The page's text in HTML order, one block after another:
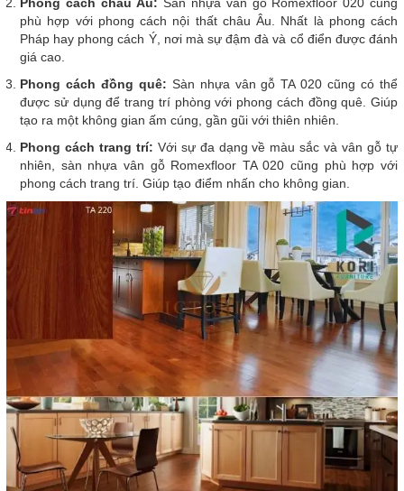
phù hợp với phong cách nội thất châu Âu. Nhất là phong cách
Pháp hay phong cách Ý, nơi mà sự đậm đà và cổ điển được đánh
giá cao.
Phong cách đồng quê: Sàn nhựa vân gỗ TA 020 cũng có thể
được sử dụng để trang trí phòng với phong cách đồng quê. Giúp
tạo ra một không gian ấm cúng, gần gũi với thiên nhiên.
Phong cách trang trí: Với sự đa dạng về màu sắc và vân gỗ tự
nhiên, sàn nhựa vân gỗ Romexfloor TA 020 cũng phù hợp với
phong cách trang trí. Giúp tạo điểm nhấn cho không gian.